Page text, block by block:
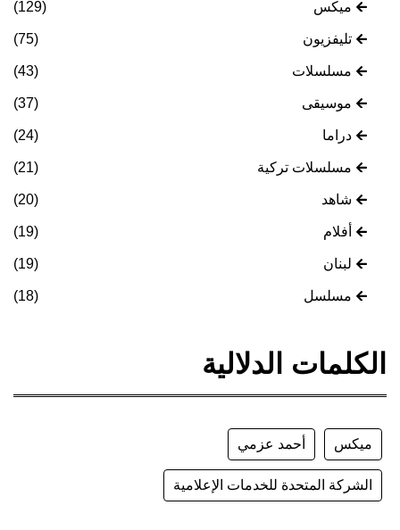
ميكس (129)
تليفزيون (75)
مسلسلات (43)
موسيقى (37)
دراما (24)
مسلسلات تركية (21)
شاهد (20)
أفلام (19)
لبنان (19)
مسلسل (18)
الكلمات الدلالية
ميكس أحمد عزمي
الشركة المتحدة للخدمات الإعلامية